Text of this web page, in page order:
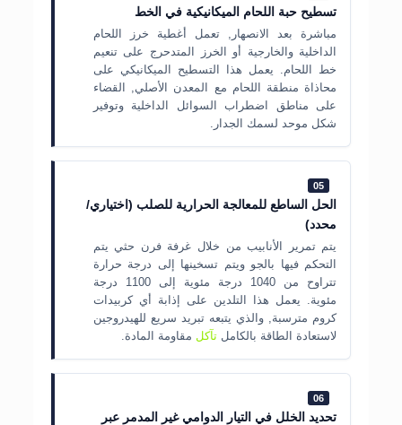
تسطيح حبة اللحام الميكانيكية في الخط
مباشرة بعد الانصهار, تعمل أغطية خرز اللحام
الداخلية والخارجية أو الخرز المتدحرج على تنعيم
خط اللحام. يعمل هذا التسطيح الميكانيكي على
محاذاة منطقة اللحام مع المعدن الأصلي, القضاء
على مناطق اضطراب السوائل الداخلية وتوفير
شكل موحد لسمك الجدار.
05
الحل الساطع للمعالجة الحرارية للصلب (اختياري/
محدد)
يتم تمرير الأنابيب من خلال غرفة فرن حثي يتم
التحكم فيها بالجو ويتم تسخينها إلى درجة حرارة
تتراوح من 1040 درجة مئوية إلى 1100 درجة
مئوية. يعمل هذا التلدين على إذابة أي كربيدات
كروم مترسبة, والذي يتبعه تبريد سريع للهيدروجين
لاستعادة الطاقة بالكامل تآكل مقاومة المادة.
06
تحديد الخلل في التيار الدوامي غير المدمر عبر